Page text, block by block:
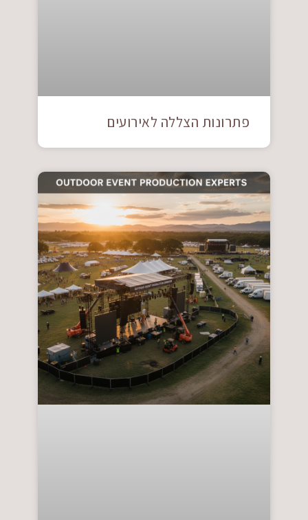
פתרונות הצללה לאירועים